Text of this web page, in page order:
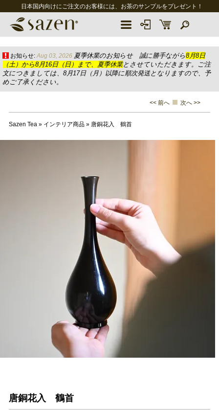
日本国内向けにご注文のお客様には、お茶のサンプルをプレゼント！
お知らせ: Aug 03, 2026 夏季休業のお知らせ 誠に勝手ながら8月8日
（土）から8月16日（日）まで、夏季休業とさせていただきます。ご注
文につきましては、8月17日（月）以降に順次発送となりますので、予
めご了承ください。
<< 前へ 次へ >>
Sazen Tea» インテリア商品» 唐銅花入 鶴首
唐銅花入 鶴首